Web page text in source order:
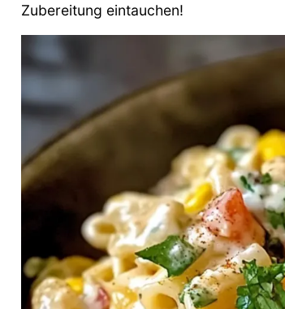
Zubereitung eintauchen!